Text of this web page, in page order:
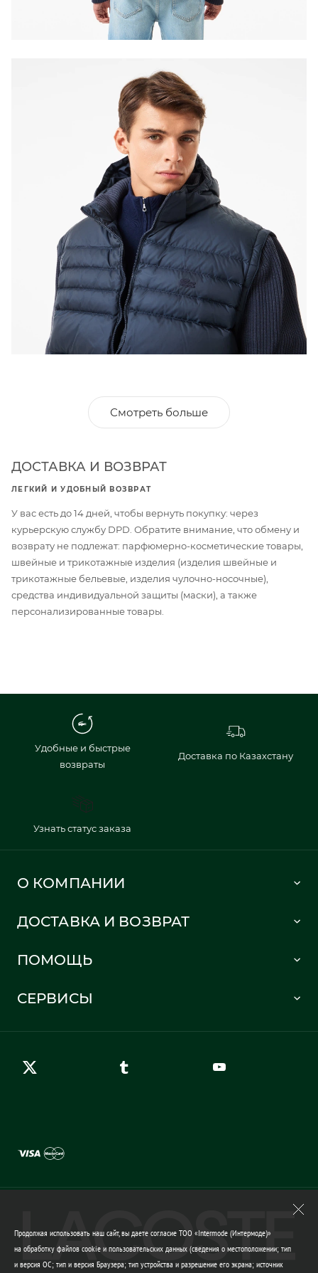
Смотреть больше
ДОСТАВКА И ВОЗВРАТ
ЛЕГКИЙ И УДОБНЫЙ ВОЗВРАТ
У вас есть до 14 дней, чтобы вернуть покупку: через
курьерскую службу DPD. Обратите внимание, что обмену и
возврату не подлежат: парфюмерно-косметические товары,
швейные и трикотажные изделия (изделия швейные и
трикотажные бельевые, изделия чулочно-носочные),
средства индивидуальной защиты (маски), а также
персонализированные товары.
Удобные и быстрые
возвраты
Доставка по Казахстану
Узнать статус заказа
О КОМПАНИИ
Политика в отношении обработки персональных данных
ДОСТАВКА И ВОЗВРАТ
Информация о доставке
Правила возврата
ПОМОЩЬ
Карта сайта
СЕРВИСЫ
Продолжая использовать наш сайт, вы даете согласие ТОО «Intermode (Интермоде)»
на обработку файлов cookie и пользовательских данных (сведения о местоположении; тип
и версия ОС; тип и версия Браузера; тип устройства и разрешение его экрана; источник